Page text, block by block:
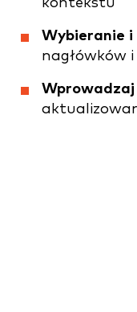
Wybieranie
nagłówków